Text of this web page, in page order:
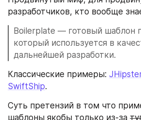
разработчиков, кто вообще
Boilerplate — готовый шаблон
который используется в
дальнейшей разработки.
Классические примеры:
SwiftShip.
Суть претензий в том что
шаблоны якобы только из-за